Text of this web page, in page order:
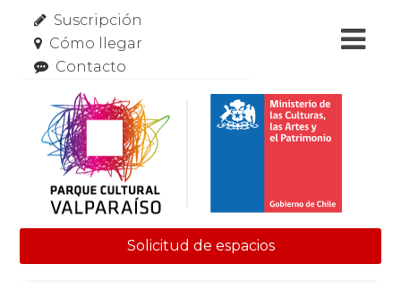
Suscripción
Cómo llegar
Contacto
Solicitud de espacios